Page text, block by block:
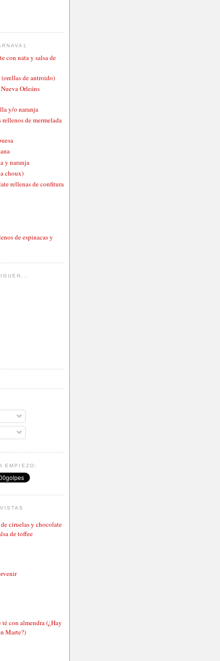
con nata y salsa de
de antroido)
Orleáns
y/o naranja
de mermelada
y naranja
choux)
rellenas de confitura
de espinacas y
EMPIEZO:
ciruelas y chocolate
de toffee
té con almendra (¿Hay
Marte?)